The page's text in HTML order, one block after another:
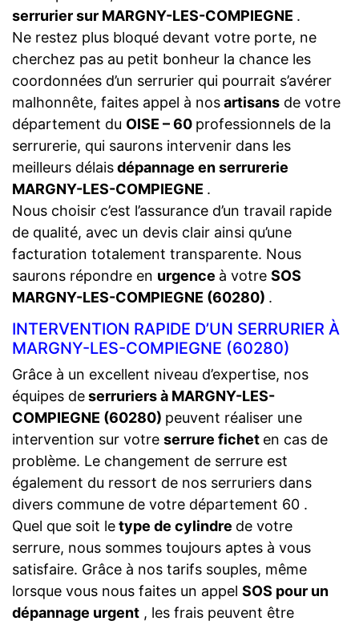
serrurier sur MARGNY-LES-COMPIEGNE .
Ne restez plus bloqué devant votre porte, ne
cherchez pas au petit bonheur la chance les
coordonnées d’un serrurier qui pourrait s’avérer
malhonnête, faites appel à nosartisans de votre
département du OISE – 60 professionnels de la
serrurerie, qui saurons intervenir dans les
meilleurs délaisdépannage en serrurerie
MARGNY-LES-COMPIEGNE .
Nous choisir c’est l’assurance d’un travail rapide
de qualité, avec un devis clair ainsi qu’une
facturation totalement transparente. Nous
saurons répondre en urgence à votre SOS
MARGNY-LES-COMPIEGNE (60280) .
INTERVENTION RAPIDE D’UN SERRURIER À
MARGNY-LES-COMPIEGNE (60280)
Grâce à un excellent niveau d’expertise, nos
équipes deserruriers à MARGNY-LES-
COMPIEGNE (60280) peuvent réaliser une
intervention sur votre serrure fichet en cas de
problème. Le changement de serrure est
également du ressort de nos serruriers dans
divers commune de votre département 60 .
Quel que soit letype de cylindre de votre
serrure, nous sommes toujours aptes à vous
satisfaire. Grâce à nos tarifs souples, même
lorsque vous nous faites un appel SOS pour un
dépannage urgent , les frais peuvent être